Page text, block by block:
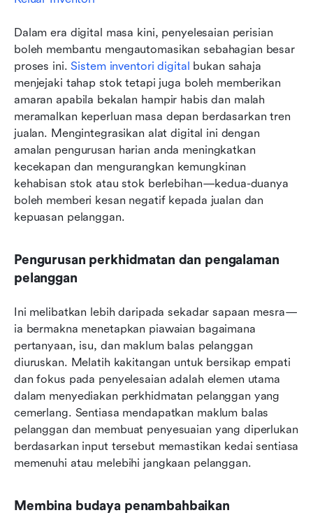
Dalam era digital masa kini, penyelesaian perisian
boleh membantu mengautomasikan sebahagian besar
proses ini. Sistem inventori digital bukan sahaja
menjejaki tahap stok tetapi juga boleh memberikan
amaran apabila bekalan hampir habis dan malah
meramalkan keperluan masa depan berdasarkan tren
jualan. Mengintegrasikan alat digital ini dengan
amalan pengurusan harian anda meningkatkan
kecekapan dan mengurangkan kemungkinan
kehabisan stok atau stok berlebihan—kedua-duanya
boleh memberi kesan negatif kepada jualan dan
kepuasan pelanggan.
Pengurusan perkhidmatan dan pengalaman
pelanggan
Ini melibatkan lebih daripada sekadar sapaan mesra—
ia bermakna menetapkan piawaian bagaimana
pertanyaan, isu, dan maklum balas pelanggan
diuruskan. Melatih kakitangan untuk bersikap empati
dan fokus pada penyelesaian adalah elemen utama
dalam menyediakan perkhidmatan pelanggan yang
cemerlang. Sentiasa mendapatkan maklum balas
pelanggan dan membuat penyesuaian yang diperlukan
berdasarkan input tersebut memastikan kedai sentiasa
memenuhi atau melebihi jangkaan pelanggan.
Membina budaya penambahbaikan